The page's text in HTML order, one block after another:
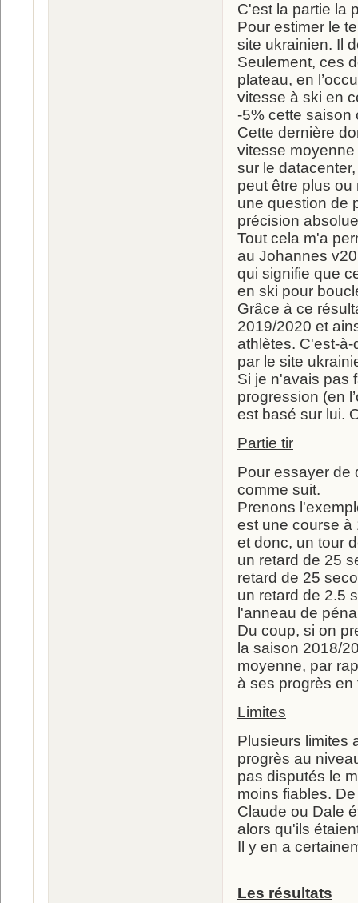
C'est la partie la
Pour estimer le
site ukrainien. Il
Seulement, ces
plateau, en
vitesse à ski en
-5% cette saison
Cette dernière
vitesse
sur le
peut être plus
une question de
précision
Tout cela m'a
au Johannes
qui signifie que
en ski pour
Grâce à ce
2019/2020 et
athlètes. C'est-
par le site
Si je n'avais pas
progression (en
est basé sur lui.
Partie tir
Pour essayer de
comme suit.
Prenons
est une course à
et donc, un tour
un retard de 25
retard de 25
un retard de 2.5
l'anneau de
Du coup, si on
la saison 2018/
moyenne, par
à ses progrès en
Limites
Plusieurs limites
progrès au
pas disputés le
moins fiables.
Claude ou Dale
alors qu'ils
Il y en a
Les résultats